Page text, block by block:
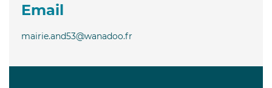
Email
mairie.and53@wanadoo.fr